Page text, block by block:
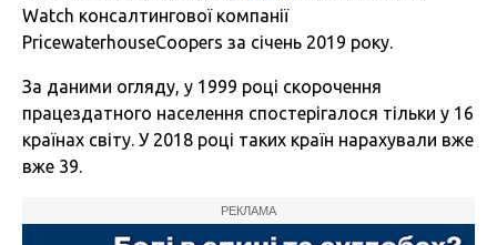
Watch консалтингової компанії
PricewaterhouseCoopers за січень 2019 року.
За даними огляду, у 1999 році скорочення
працездатного населення спостерігалося тільки у 16
країнах світу. У 2018 році таких країн нарахували вже
вже 39.
РЕКЛАМА